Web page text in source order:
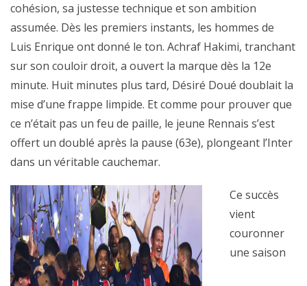
cohésion, sa justesse technique et son ambition
assumée. Dès les premiers instants, les hommes de
Luis Enrique ont donné le ton. Achraf Hakimi, tranchant
sur son couloir droit, a ouvert la marque dès la 12e
minute. Huit minutes plus tard, Désiré Doué doublait la
mise d’une frappe limpide. Et comme pour prouver que
ce n’était pas un feu de paille, le jeune Rennais s’est
offert un doublé après la pause (63e), plongeant l’Inter
dans un véritable cauchemar.
Ce succès
vient
couronner
une saison